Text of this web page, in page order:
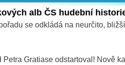
alb ČS hudební
se odkládá na neurčito,
Petra Gratiase odstartoval! Nově